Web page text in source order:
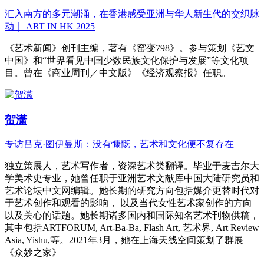
汇入南方的多元潮涌，在香港感受亚洲与华人新生代的交织脉
动｜ ART IN HK 2025
《艺术新闻》创刊主编，著有《窑变798》。参与策划《艺文
中国》和“世界看见中国少数民族文化保护与发展”等文化项
目。曾在《商业周刊／中文版》《经济观察报》任职。
贺潇
专访吕克·图伊曼斯：没有慷慨，艺术和文化便不复存在
独立策展人，艺术写作者，资深艺术类翻译。毕业于麦吉尔大
学美术史专业，她曾任职于亚洲艺术文献库中国大陆研究员和
艺术论坛中文网编辑。她长期的研究方向包括媒介更替时代对
于艺术创作和观看的影响， 以及当代女性艺术家创作的方向
以及关心的话题。她长期诸多国内和国际知名艺术刊物供稿，
其中包括ARTFORUM, Art-Ba-Ba, Flash Art, 艺术界, Art Review
Asia, Yishu,等。2021年3月，她在上海天线空间策划了群展
《众妙之家》